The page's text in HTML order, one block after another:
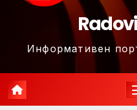
Информативен